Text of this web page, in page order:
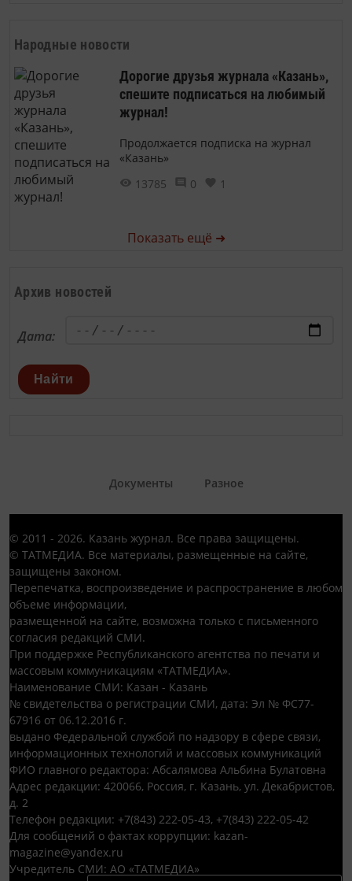
Народные новости
Дорогие друзья журнала «Казань»,
спешите подписаться на любимый
журнал!
Продолжается подписка на журнал
«Казань»
13785
0 1
Показать ещё ➜
Архив новостей
Дата:
Найти
Документы Разное
© 2011 - 2026. Казань журнал. Все права защищены.
© ТАТМЕДИА. Все материалы, размещенные на сайте,
защищены законом.
Перепечатка, воспроизведение и распространение в любом
объеме информации,
размещенной на сайте, возможна только с письменного
согласия редакций СМИ.
При поддержке Республиканского агентства по печати и
массовым коммуникациям «ТАТМЕДИА».
Наименование СМИ: Казан - Казань
№ свидетельства о регистрации СМИ, дата: Эл № ФС77-
67916 от 06.12.2016 г.
выдано Федеральной службой по надзору в сфере связи,
информационных технологий и массовых коммуникаций
ФИО главного редактора: Абсалямова Альбина Булатовна
Адрес редакции: 420066, Россия, г. Казань, ул. Декабристов,
д. 2
Телефон редакции: +7(843) 222-05-43, +7(843) 222-05-42
Для сообщений о фактах коррупции: kazan-
magazine@yandex.ru
Учредитель СМИ: АО «ТАТМЕДИА»